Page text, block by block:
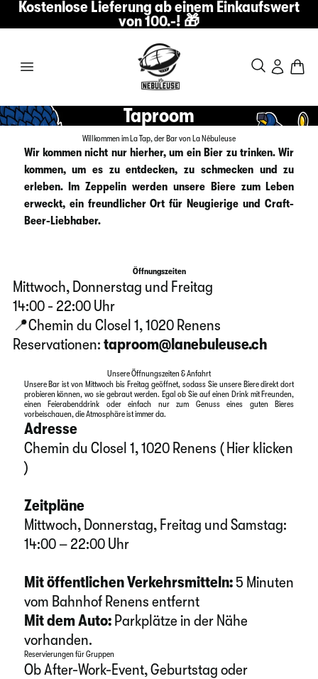
Kostenlose Lieferung ab einem Einkaufswert
von 100.-! 🎁
Taproom
Willkommen im La Tap, der Bar von La Nébuleuse
Wir kommen nicht nur hierher, um ein Bier zu trinken. Wir
kommen, um es zu entdecken, zu schmecken und zu
erleben. Im Zeppelin werden unsere Biere zum Leben
erweckt, ein freundlicher Ort für Neugierige und Craft-
Beer-Liebhaber.
Öffnungszeiten
Mittwoch, Donnerstag und Freitag
14:00 - 22:00 Uhr
📍Chemin du Closel 1, 1020 Renens
Reservationen: taproom@lanebuleuse.ch
Unsere Öffnungszeiten & Anfahrt
Unsere Bar ist von Mittwoch bis Freitag geöffnet, sodass Sie unsere Biere direkt dort
probieren können, wo sie gebraut werden. Egal ob Sie auf einen Drink mit Freunden,
einen Feierabenddrink oder einfach nur zum Genuss eines guten Bieres
vorbeischauen, die Atmosphäre ist immer da.
Adresse
Chemin du Closel 1, 1020 Renens (Hier klicken
)
Zeitpläne
Mittwoch, Donnerstag, Freitag und Samstag:
14:00 – 22:00 Uhr
Mit öffentlichen Verkehrsmitteln:5 Minuten
vom Bahnhof Renens entfernt
Mit dem Auto:Parkplätze in der Nähe
vorhanden.
Reservierungen für Gruppen
Ob After-Work-Event, Geburtstag oder